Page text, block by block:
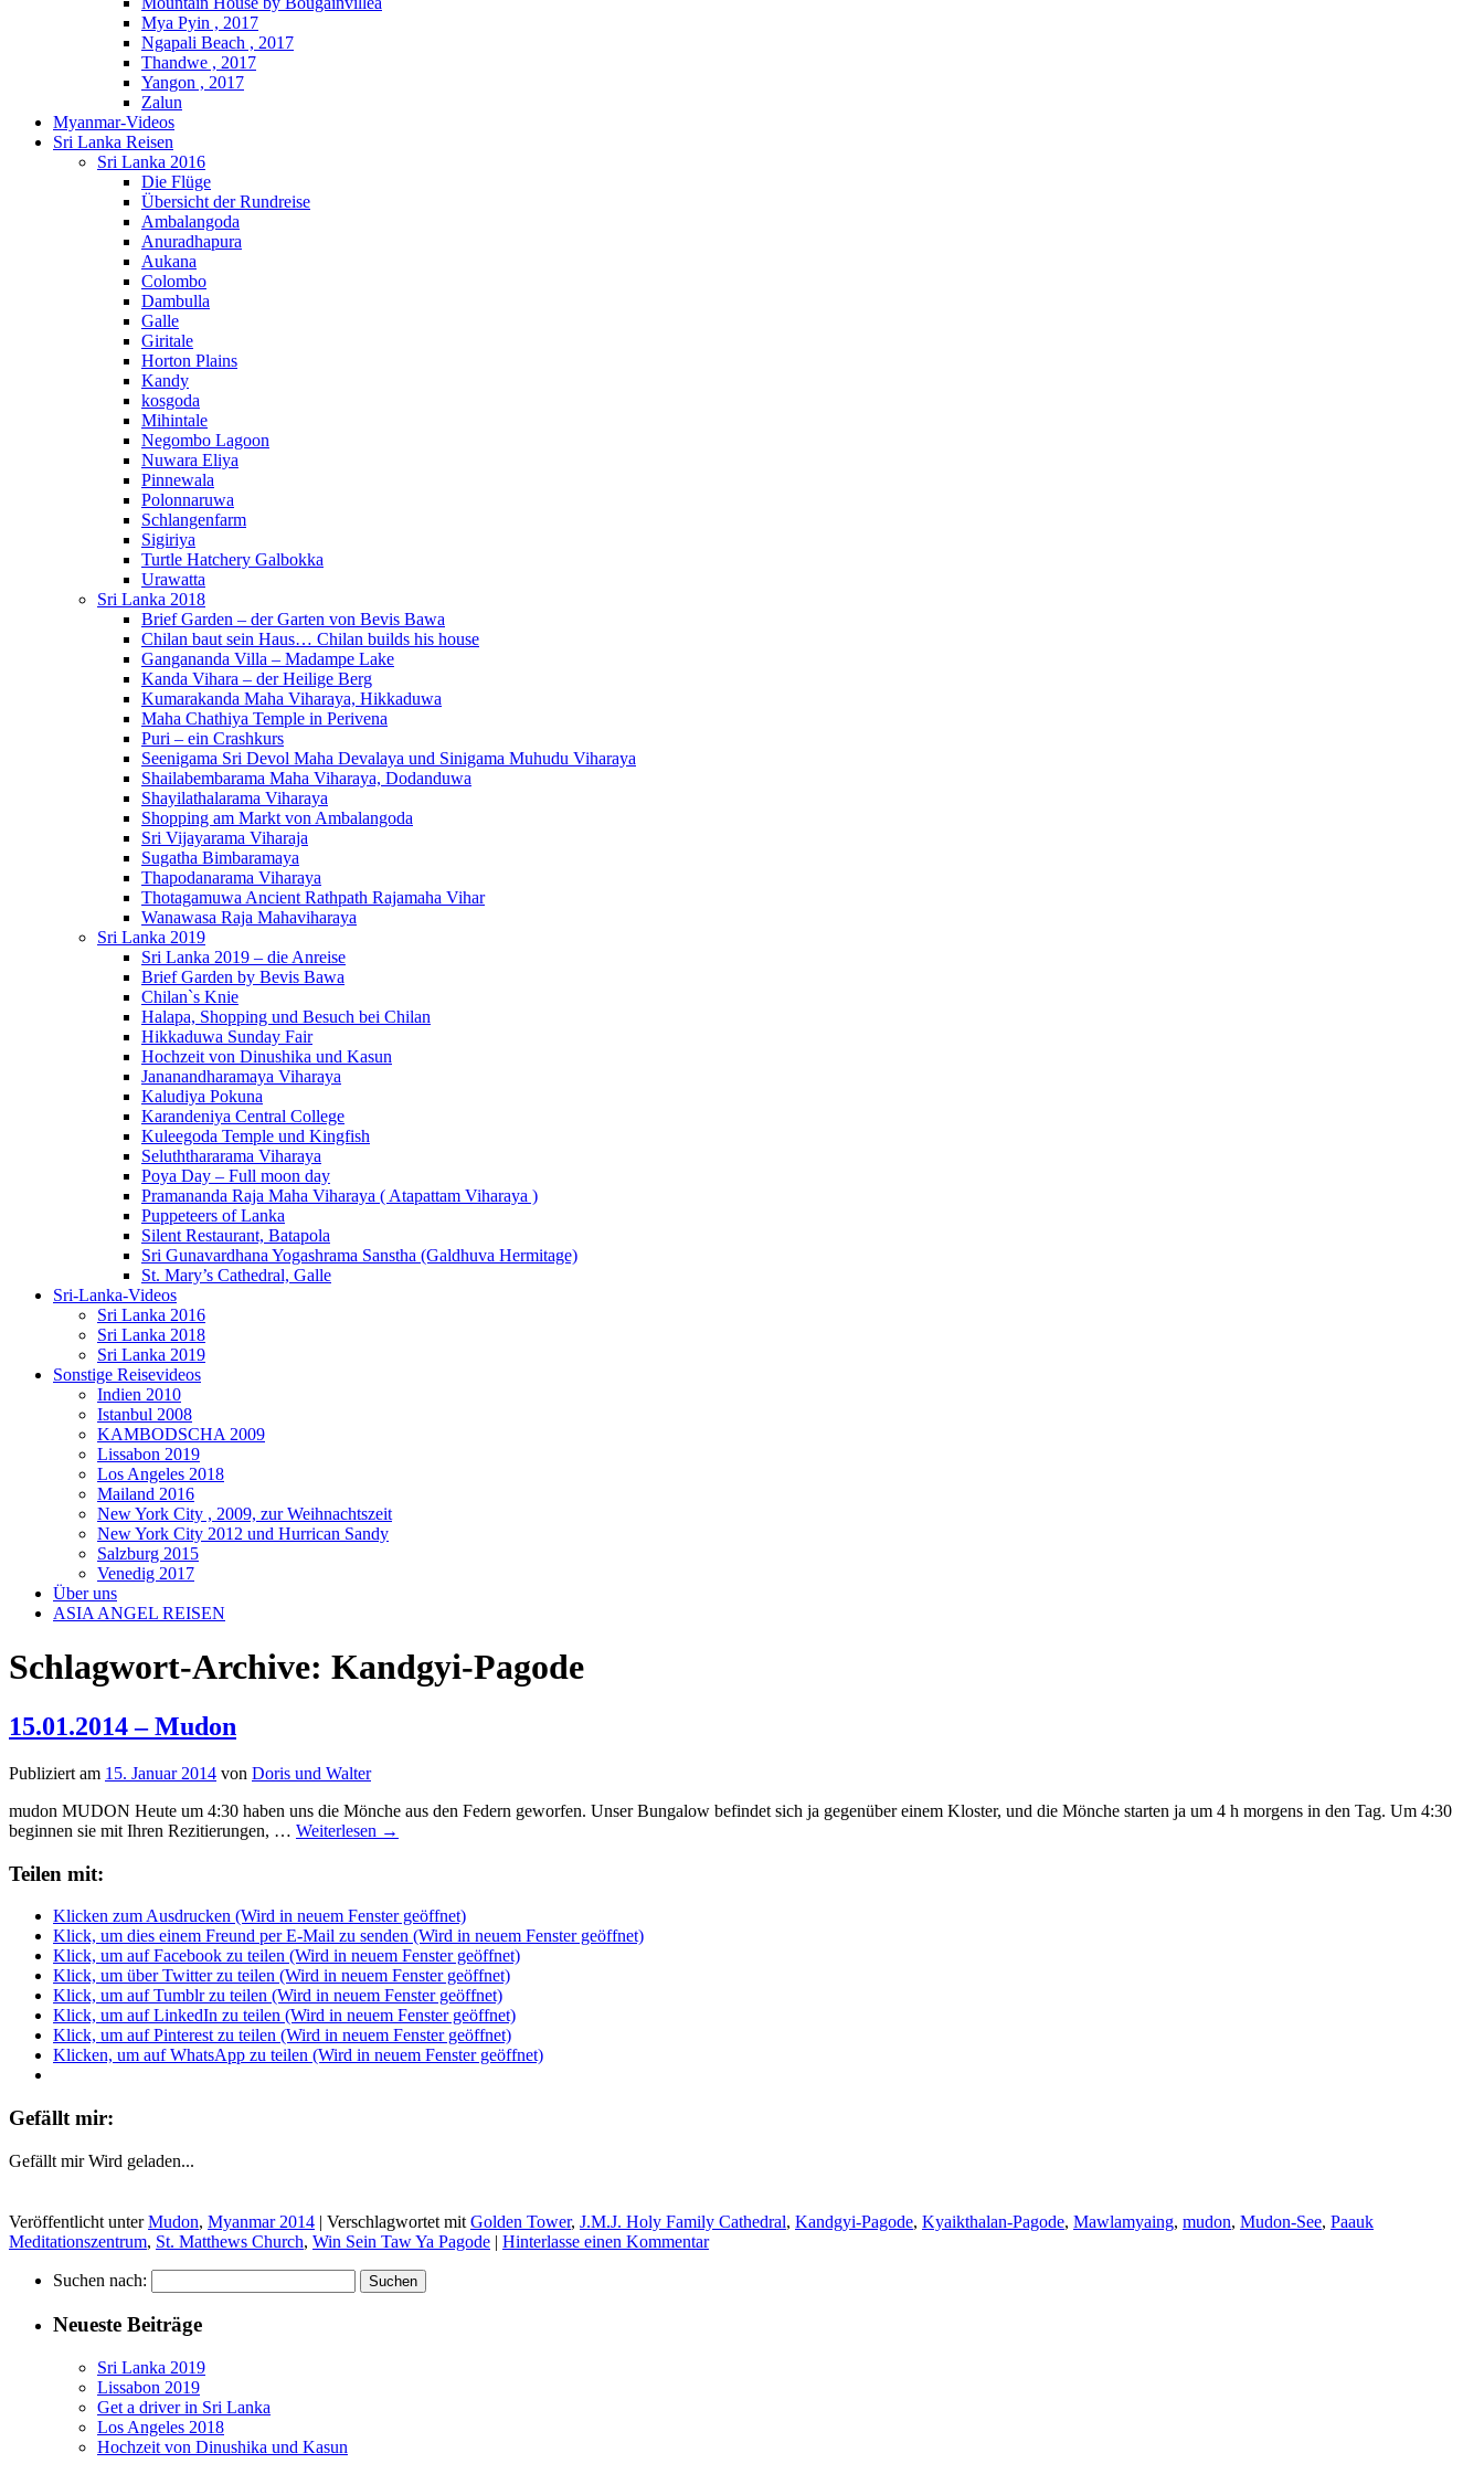
Mya Pyin , 2017
Ngapali Beach , 2017
Thandwe , 2017
Yangon , 2017
Zalun
Myanmar-Videos
Sri Lanka Reisen
Sri Lanka 2016
Die Flüge
Übersicht der Rundreise
Ambalangoda
Anuradhapura
Aukana
Colombo
Dambulla
Galle
Giritale
Horton Plains
Kandy
kosgoda
Mihintale
Negombo Lagoon
Nuwara Eliya
Pinnewala
Polonnaruwa
Schlangenfarm
Sigiriya
Turtle Hatchery Galbokka
Urawatta
Sri Lanka 2018
Brief Garden – der Garten von Bevis Bawa
Chilan baut sein Haus… Chilan builds his house
Gangananda Villa – Madampe Lake
Kanda Vihara – der Heilige Berg
Kumarakanda Maha Viharaya, Hikkaduwa
Maha Chathiya Temple in Perivena
Puri – ein Crashkurs
Seenigama Sri Devol Maha Devalaya und Sinigama Muhudu Viharaya
Shailabembarama Maha Viharaya, Dodanduwa
Shayilathalarama Viharaya
Shopping am Markt von Ambalangoda
Sri Vijayarama Viharaja
Sugatha Bimbaramaya
Thapodanarama Viharaya
Thotagamuwa Ancient Rathpath Rajamaha Vihar
Wanawasa Raja Mahaviharaya
Sri Lanka 2019
Sri Lanka 2019 – die Anreise
Brief Garden by Bevis Bawa
Chilan`s Knie
Halapa, Shopping und Besuch bei Chilan
Hikkaduwa Sunday Fair
Hochzeit von Dinushika und Kasun
Jananandharamaya Viharaya
Kaludiya Pokuna
Karandeniya Central College
Kuleegoda Temple und Kingfish
Seluththararama Viharaya
Poya Day – Full moon day
Pramananda Raja Maha Viharaya ( Atapattam Viharaya )
Puppeteers of Lanka
Silent Restaurant, Batapola
Sri Gunavardhana Yogashrama Sanstha (Galdhuva Hermitage)
St. Mary’s Cathedral, Galle
Sri-Lanka-Videos
Sri Lanka 2016
Sri Lanka 2018
Sri Lanka 2019
Sonstige Reisevideos
Indien 2010
Istanbul 2008
KAMBODSCHA 2009
Lissabon 2019
Los Angeles 2018
Mailand 2016
New York City , 2009, zur Weihnachtszeit
New York City 2012 und Hurrican Sandy
Salzburg 2015
Venedig 2017
Über uns
ASIA ANGEL REISEN
Schlagwort-Archive: Kandgyi-Pagode
15.01.2014 – Mudon
Publiziert am 15. Januar 2014 von Doris und Walter
mudon MUDON Heute um 4:30 haben uns die Mönche aus den Federn geworfen. Unser Bungalow befindet sich ja gegenüber einem Kloster, und die Mönche starten ja um 4 h morgens in den Tag. Um 4:30
beginnen sie mit Ihren Rezitierungen, … Weiterlesen →
Teilen mit:
Klicken zum Ausdrucken (Wird in neuem Fenster geöffnet)
Klick, um dies einem Freund per E-Mail zu senden (Wird in neuem Fenster geöffnet)
Klick, um auf Facebook zu teilen (Wird in neuem Fenster geöffnet)
Klick, um über Twitter zu teilen (Wird in neuem Fenster geöffnet)
Klick, um auf Tumblr zu teilen (Wird in neuem Fenster geöffnet)
Klick, um auf LinkedIn zu teilen (Wird in neuem Fenster geöffnet)
Klick, um auf Pinterest zu teilen (Wird in neuem Fenster geöffnet)
Klicken, um auf WhatsApp zu teilen (Wird in neuem Fenster geöffnet)
Gefällt mir:
Gefällt mir Wird geladen...
Veröffentlicht unter Mudon, Myanmar 2014 | Verschlagwortet mit Golden Tower, J.M.J. Holy Family Cathedral, Kandgyi-Pagode, Kyaikthalan-Pagode, Mawlamyaing, mudon, Mudon-See, Paauk
Meditationszentrum, St. Matthews Church, Win Sein Taw Ya Pagode | Hinterlasse einen Kommentar
Suchen nach:
Neueste Beiträge
Sri Lanka 2019
Lissabon 2019
Get a driver in Sri Lanka
Los Angeles 2018
Hochzeit von Dinushika und Kasun